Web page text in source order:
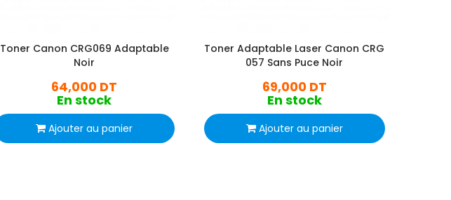
Toner Canon CRG069 Adaptable
Noir
64,000 DT
En stock
Ajouter au panier
Toner Adaptable Laser Canon CRG
057 Sans Puce Noir
69,000 DT
En stock
Ajouter au panier